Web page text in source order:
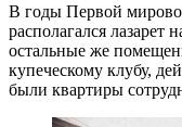
В годы Первой
располагался лазарет
остальные же
купеческому клубу,
были квартиры